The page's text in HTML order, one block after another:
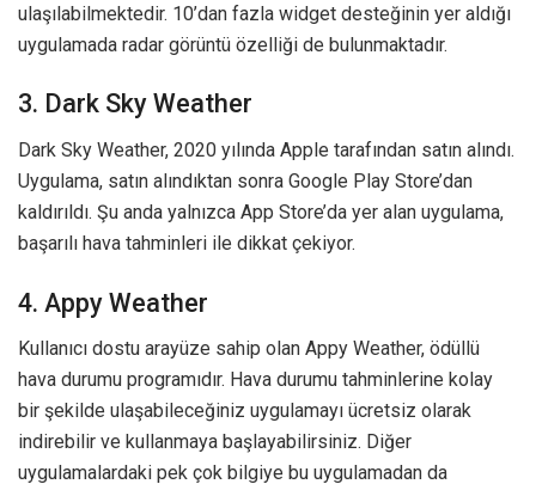
ulaşılabilmektedir. 10’dan fazla widget desteğinin yer aldığı
uygulamada radar görüntü özelliği de bulunmaktadır.
3. Dark Sky Weather
Dark Sky Weather, 2020 yılında Apple tarafından satın alındı.
Uygulama, satın alındıktan sonra Google Play Store’dan
kaldırıldı. Şu anda yalnızca App Store’da yer alan uygulama,
başarılı hava tahminleri ile dikkat çekiyor.
4. Appy Weather
Kullanıcı dostu arayüze sahip olan Appy Weather, ödüllü
hava durumu programıdır. Hava durumu tahminlerine kolay
bir şekilde ulaşabileceğiniz uygulamayı ücretsiz olarak
indirebilir ve kullanmaya başlayabilirsiniz. Diğer
uygulamalardaki pek çok bilgiye bu uygulamadan da